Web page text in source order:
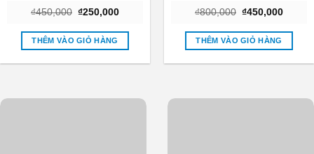
₫450,000 Giá
là:
₫450,000.
₫250,000Giá
tại
₫250,000.
THÊM VÀO GIỎ HÀNG
₫800,000 Giá
là:
₫800,000.
₫450,000Giá
tại
THÊM VÀO GIỎ HÀNG